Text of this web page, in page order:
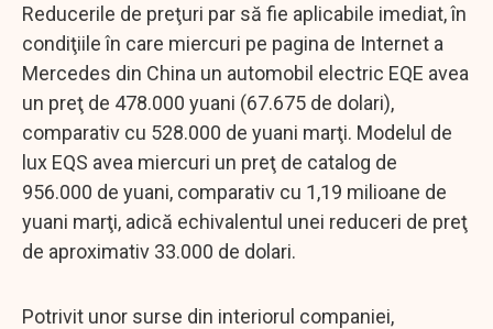
Reducerile de preţuri par să fie aplicabile imediat, în
condiţiile în care miercuri pe pagina de Internet a
Mercedes din China un automobil electric EQE avea
un preţ de 478.000 yuani (67.675 de dolari),
comparativ cu 528.000 de yuani marţi. Modelul de
lux EQS avea miercuri un preţ de catalog de
956.000 de yuani, comparativ cu 1,19 milioane de
yuani marţi, adică echivalentul unei reduceri de preţ
de aproximativ 33.000 de dolari.
Potrivit unor surse din interiorul companiei,